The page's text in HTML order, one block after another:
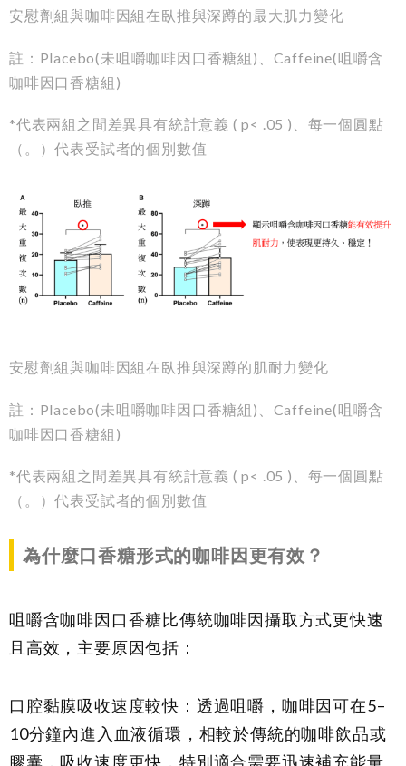
安慰劑組與咖啡因組在臥推與深蹲的最大肌力變化
註：Placebo(未咀嚼咖啡因口香糖組)、Caffeine(咀嚼含
咖啡因口香糖組)
*代表兩組之間差異具有統計意義 ( p< .05 )、每一個圓點
（。）代表受試者的個別數值
安慰劑組與咖啡因組在臥推與深蹲的肌耐力變化
註：Placebo(未咀嚼咖啡因口香糖組)、Caffeine(咀嚼含
咖啡因口香糖組)
*代表兩組之間差異具有統計意義 ( p< .05 )、每一個圓點
（。）代表受試者的個別數值
為什麼口香糖形式的咖啡因更有效？
咀嚼含咖啡因口香糖比傳統咖啡因攝取方式更快速
且高效，主要原因包括：
口腔黏膜吸收速度較快：透過咀嚼，咖啡因可在5–
10分鐘內進入血液循環，相較於傳統的咖啡飲品或
膠囊，吸收速度更快，特別適合需要迅速補充能量